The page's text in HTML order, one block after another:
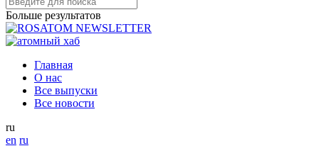
Больше результатов
Главная
О нас
Все выпуски
Все новости
ru
en ru